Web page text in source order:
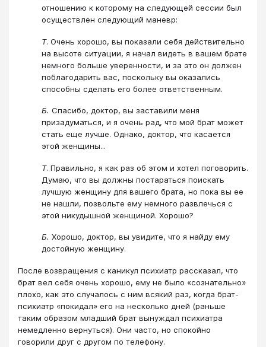
отношению к которому на следующей сессии был
осуществлен следующий маневр:
Т. Очень хорошо, вы показали себя действительно
на высоте ситуации, я начал видеть в вашем брате
немного больше уверенности, и за это он должен
поблагодарить вас, поскольку вы оказались
способны сделать его более ответственным.
Б. Спасибо, доктор, вы заставили меня
призадуматься, и я очень рад, что мой брат может
стать еще лучше. Однако, доктор, что касается
этой женщины...
Т. Правильно, я как раз об этом и хотел поговорить.
Думаю, что вы должны постараться поискать
лучшую женщину для вашего брата, но пока вы ее
не нашли, позвольте ему немного развлечься с
этой никудышной женщиной. Хорошо?
Б. Хорошо, доктор, вы увидите, что я найду ему
достойную женщину.
После возвращения с каникул психиатр рассказал, что
брат вел себя очень хорошо, ему не было «сознательно»
плохо, как это случалось с ним всякий раз, когда брат-
психиатр «покидал» его на несколько дней (раньше
таким образом младший брат вынуждал психиатра
немедленно вернуться). Они часто, но спокойно
говорили друг с другом по телефону.